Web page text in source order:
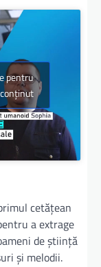
pentru
cetățean
a extrage
de știință
și melodii.